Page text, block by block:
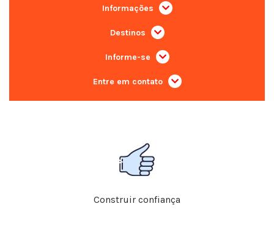
Informações
Destinos
Informe-se
Entre em contato
Construir confiança